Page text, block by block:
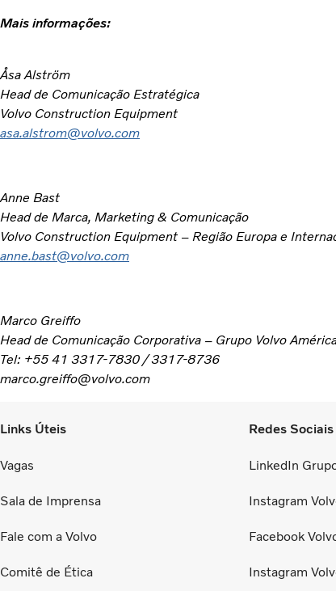
Mais informações:
Åsa Alström
Head de Comunicação Estratégica
Volvo Construction Equipment
asa.alstrom@volvo.com
Anne Bast
Head de Marca, Marketing & Comunicação
Volvo Construction Equipment – Região Europa e
anne.bast@volvo.com
Marco Greiffo
Head de Comunicação Corporativa – Grupo Volvo
Tel: +55 41 3317-7830 / 3317-8736
marco.greiffo@volvo.com
Links Úteis
Vagas
Sala de Imprensa
Fale com a Volvo
Comitê de Ética
Redes Sociais
LinkedIn
Instagram
Facebook
Instagram